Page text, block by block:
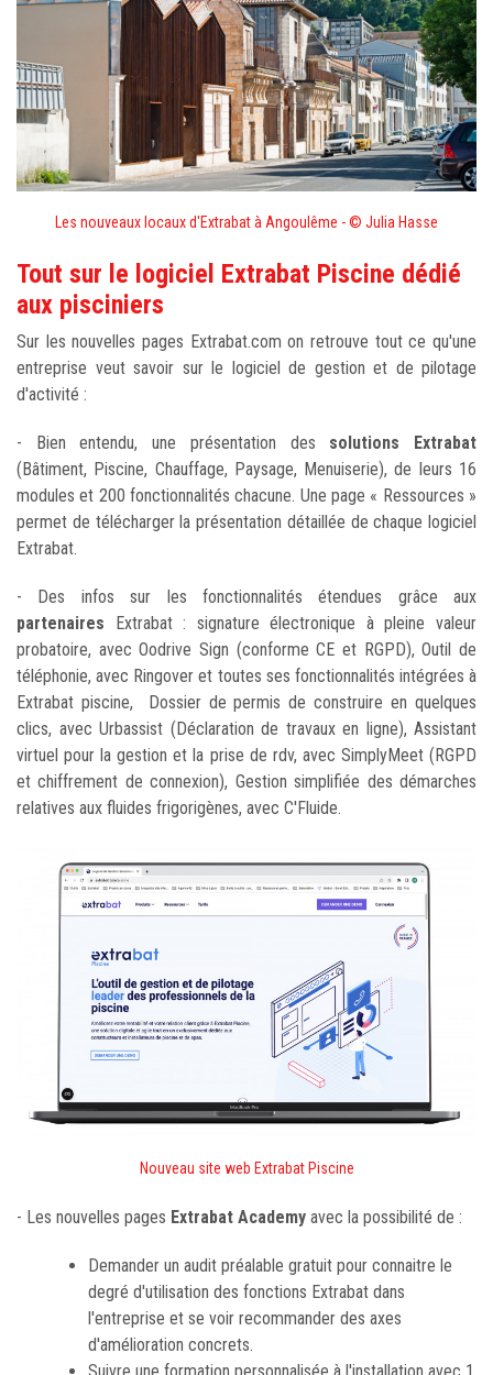
Les nouveaux locaux d'Extrabat à Angoulême - © Julia Hasse
Tout sur le logiciel Extrabat Piscine dédié
aux pisciniers
Sur les nouvelles pages Extrabat.com on retrouve tout ce qu'une
entreprise veut savoir sur le logiciel de gestion et de pilotage
d'activité :
- Bien entendu, une présentation des solutions Extrabat
(Bâtiment, Piscine, Chauffage, Paysage, Menuiserie), de leurs 16
modules et 200 fonctionnalités chacune. Une page « Ressources »
permet de télécharger la présentation détaillée de chaque logiciel
Extrabat.
- Des infos sur les fonctionnalités étendues grâce aux
partenaires Extrabat : signature électronique à pleine valeur
probatoire, avec Oodrive Sign (conforme CE et RGPD), Outil de
téléphonie, avec Ringover et toutes ses fonctionnalités intégrées à
Extrabat piscine, Dossier de permis de construire en quelques
clics, avec Urbassist (Déclaration de travaux en ligne), Assistant
virtuel pour la gestion et la prise de rdv, avec SimplyMeet (RGPD
et chiffrement de connexion), Gestion simplifiée des démarches
relatives aux fluides frigorigènes, avec C'Fluide.
Nouveau site web Extrabat Piscine
- Les nouvelles pages Extrabat Academy avec la possibilité de :
Demander un audit préalable gratuit pour connaitre le
degré d'utilisation des fonctions Extrabat dans
l'entreprise et se voir recommander des axes
d'amélioration concrets.